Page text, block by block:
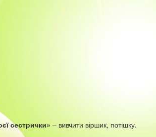
сестрички» – вивчити віршик, потішку.